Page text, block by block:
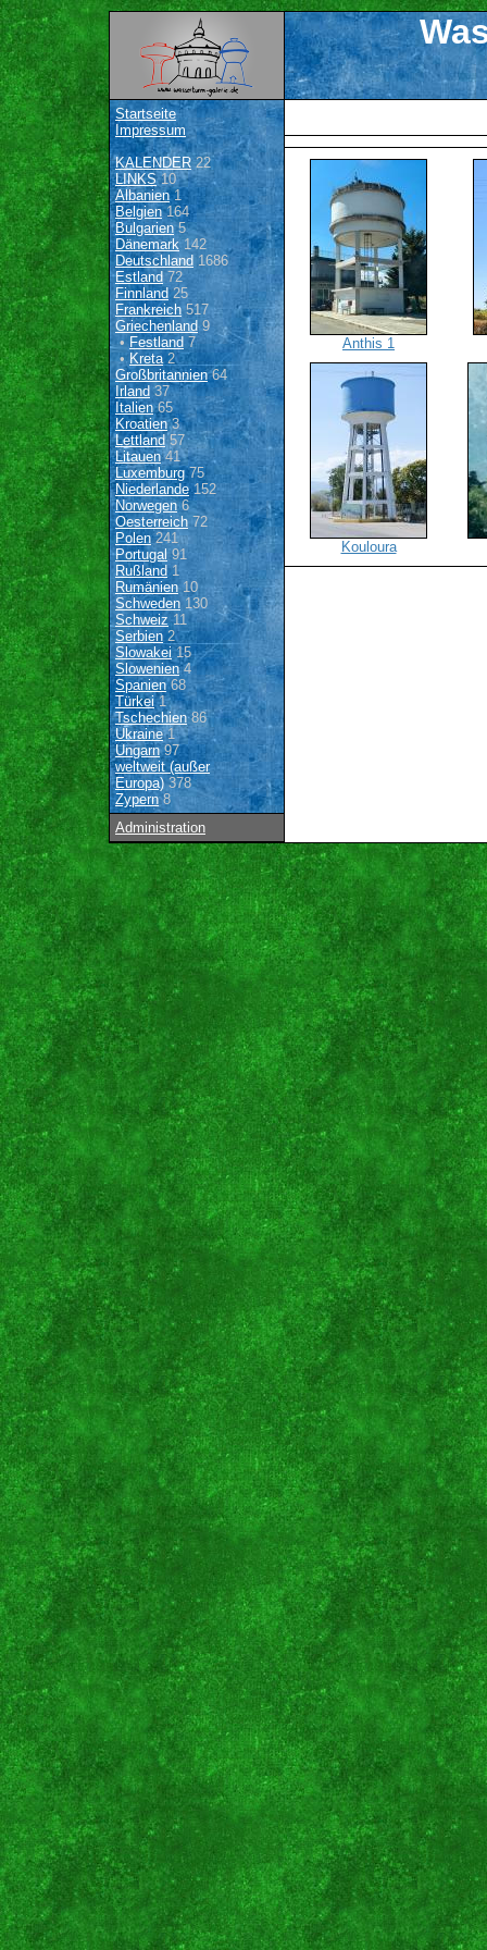
Startseite
Impressum
KALENDER22
LINKS10
Albanien1
Belgien164
Bulgarien 5
Dänemark142
Deutschland 1686
Estland 72
Finnland 25
Frankreich517
Griechenland9
• Festland 7
• Kreta2
Großbritannien64
Irland 37
Italien65
Kroatien3
Lettland57
Litauen41
Luxemburg75
Niederlande152
Norwegen6
Oesterreich 72
Polen241
Portugal 91
Rußland1
Rumänien10
Schweden 130
Schweiz 11
Serbien 2
Slowakei 15
Slowenien4
Spanien68
Türkei 1
Tschechien86
Ukraine1
Ungarn97
weltweit (außer
Europa)378
Zypern8
Administration
Anthis 1
Kouloura